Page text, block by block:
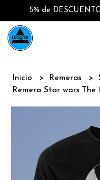
5% de
Inicio Remeras
Remera Star wars